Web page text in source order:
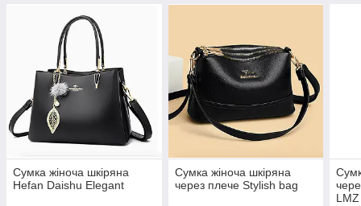
Сумка жіноча шкіряна
Hefan Daishu Elegant
Сумка жіноча шкіряна
через плече Stylish bag
LMZ